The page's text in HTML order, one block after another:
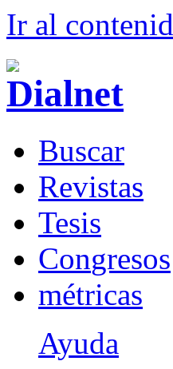
Ir al contenid
Buscar
Revistas
Tesis
Congresos
métricas
Ayuda